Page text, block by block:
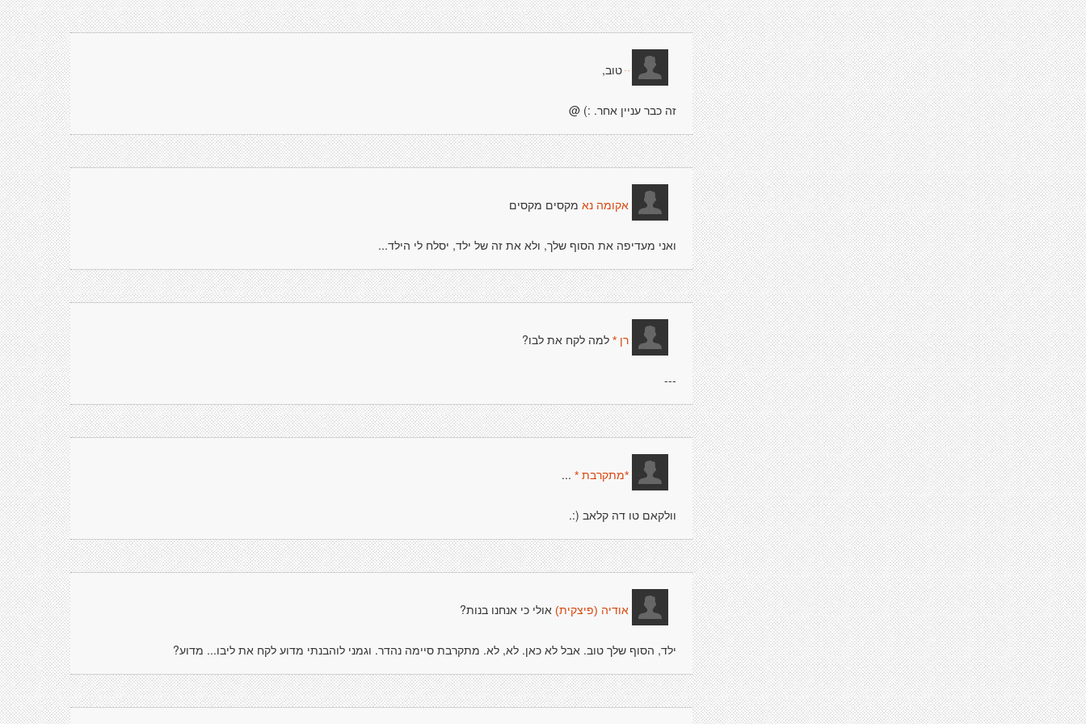
ּ ּ טוב,
זה כבר עניין אחר. :) @
אקומה נא מקסים מקסים
ואני מעדיפה את הסוף שלך, ולא את זה של ילד, יסלח לי הילד...
רן * למה לקח את לבו?
---
*מתקרבת * ...
וולקאם טו דה קלאב (:.
אודיה (פיצקית) אולי כי אנחנו בנות?
ילד, הסוף שלך טוב. אבל לא כאן. לא, לא. מתקרבת סיימה נהדר. וגמני לוהבנתי מדוע לקח את ליבו... מדוע?